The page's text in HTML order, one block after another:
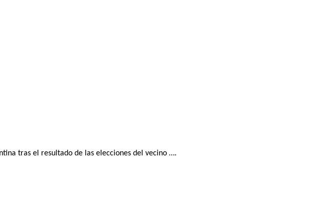
tras el resultado de las elecciones del vecino ….